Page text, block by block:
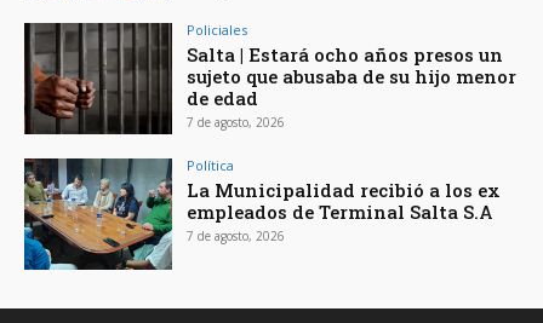
Policiales
Salta | Estará ocho años presos un
sujeto que abusaba de su hijo menor
de edad
7 de agosto, 2026
Política
La Municipalidad recibió a los ex
empleados de Terminal Salta S.A
7 de agosto, 2026